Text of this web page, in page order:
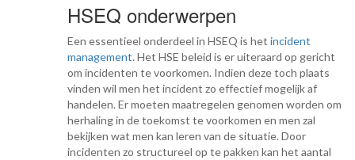
HSEQ onderwerpen
Een essentieel onderdeel in HSEQ is het incident
management. Het HSE beleid is er uiteraard op gericht
om incidenten te voorkomen. Indien deze toch plaats
vinden wil men het incident zo effectief mogelijk af
handelen. Er moeten maatregelen genomen worden om
herhaling in de toekomst te voorkomen en men zal
bekijken wat men kan leren van de situatie. Door
incidenten zo structureel op te pakken kan het aantal